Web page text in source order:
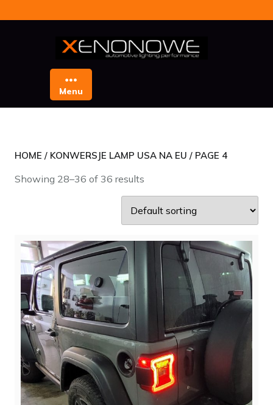
to
Menu
HOME / KONWERSJE LAMP USA NA EU / PAGE 4
Showing 28–36 of 36 results